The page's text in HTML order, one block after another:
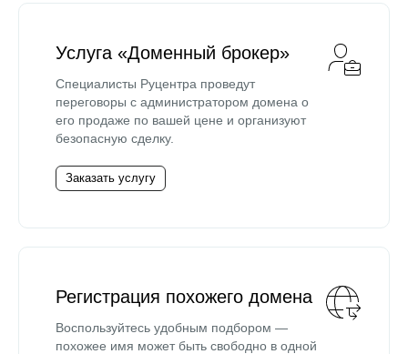
Услуга «Доменный брокер»
Специалисты Руцентра проведут
переговоры с администратором домена о
его продаже по вашей цене и организуют
безопасную сделку.
Заказать услугу
Регистрация похожего домена
Воспользуйтесь удобным подбором —
похожее имя может быть свободно в одной